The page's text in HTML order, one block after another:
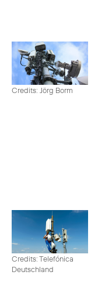
Credits: Jörg Borm
Credits: Telefónica
Deutschland